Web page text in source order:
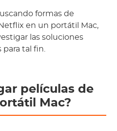
formas de
en un portátil Mac,
las soluciones
tal fin.
películas de
Mac?